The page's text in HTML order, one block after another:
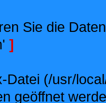
Sie die
]
Datei (/usr/
geöffnet